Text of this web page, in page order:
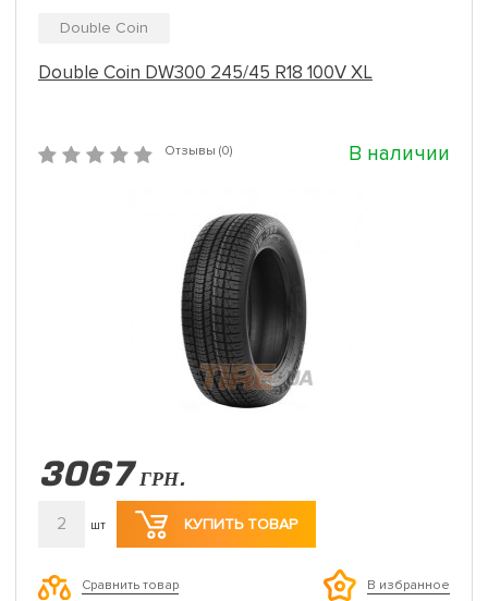
Double Coin
Double Coin DW300 245/45 R18 100V XL
Отзывы (0) В наличии
3067 ГРН.
2 шт КУПИТЬ ТОВАР
Сравнить товар В избранное